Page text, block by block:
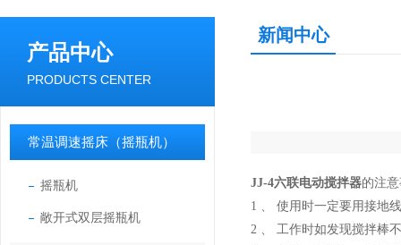
产品中心
PRODUCTS CENTER
常温调速摇床（摇瓶机）
摇瓶机
敞开式双层摇瓶机
新闻中心
JJ-4六联电动搅拌器的注
1 、 使用时一定要用接地
2 、 工作时如发现搅拌棒